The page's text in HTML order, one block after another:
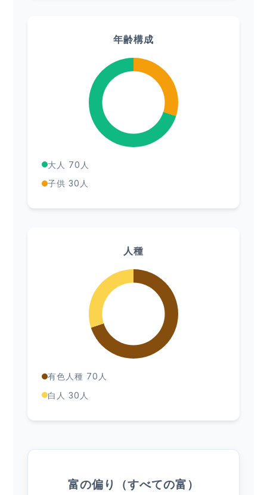
年齢構成
大人 70人
子供 30人
人種
有色人種 70人
白人 30人
富の偏り（すべての富）